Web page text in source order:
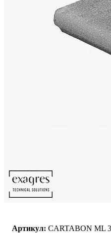
Артикул: CARTABON ML